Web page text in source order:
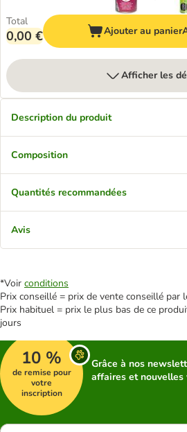
Total
0,00 € Ajouter au panier
Afficher les
Description du produit
Composition
Quantités recommandées
Avis
*Voir conditions
Prix conseillé = prix de vente conseillé par
Prix habituel = prix le plus bas de ce
jours
10 %
de remise pour
votre
inscription
Grâce à nos
affaires et nouvelles